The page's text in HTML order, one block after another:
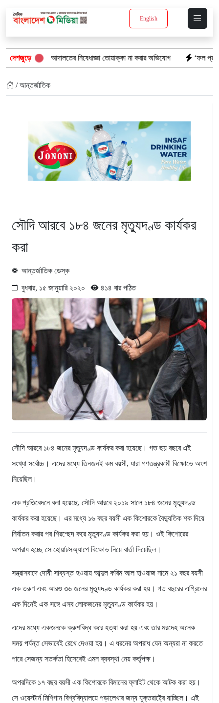
English
দেশজুড়ে
আদালতের নিষেধাজ্ঞা তোয়াক্কা না করার অভিযোগ ‘ফল প্রকাশের আগেই
/ আন্তর্জাতিক
সৌদি আরবে ১৮৪ জনের মৃত্যুদণ্ড কার্যকর
করা
আন্তর্জাতিক ডেস্ক
বুধবার, ১৫ জানুয়ারি ২০২০ ৪১৪ বার পঠিত
সৌদি আরবে ১৮৪ জনের মৃত্যুদণ্ড কার্যকর করা হয়েছে। গত ছয় বছরে এই
সংখ্যা সর্বোচ্চ। এদের মধ্যে তিনজনই কম বয়সী, যারা গণতন্ত্রকামী বিক্ষোভে অংশ
নিয়েছিল।
এক প্রতিবেদনে বলা হয়েছে, সৌদি আরবে ২০১৯ সালে ১৮৪ জনের মৃত্যুদণ্ড
কার্যকর করা হয়েছে। এর মধ্যে ১৬ বছর বয়সী এক কিশোরকে বৈদ্যুতিক শক দিয়ে
নির্যাতন করার পর শিরশ্ছেদ করে মৃত্যুদণ্ড কার্যকর করা হয়। ওই কিশোরের
অপরাধ হচ্ছে সে হোয়াটসঅ্যাপে বিক্ষোভ নিয়ে বার্তা দিয়েছিল।
সন্ত্রাসবাদে দোষী সাব্যস্ত হওয়ায় আব্দুল করিম আল হাওয়াজ নামে ২১ বছর বয়সী
এক তরুণ এবং আরও ৩৬ জনের মৃত্যুদণ্ড কার্যকর করা হয়। গত বছরের এপ্রিলের
এক দিনেই এক সঙ্গে এসব লোকজনের মৃত্যুদণ্ড কার্যকর হয়।
এদের মধ্যে একজনকে ক্রুশবিদ্ধ করে হত্যা করা হয় এবং তার মরদেহ অনেক
সময় পর্যন্ত সেভাবেই রেখে দেওয়া হয়। এ ধরনের অপরাধ যেন অন্যরা না করতে
পারে সেজন্য সতর্কতা হিসেবেই এমন ব্যবস্থা নেয় কর্তৃপক্ষ।
অপরদিকে ১৭ বছর বয়সী এক কিশোরকে বিমানের ফ্লাইট থেকে আটক করা হয়।
সে ওয়েস্টার্ন মিশিগান বিশ্ববিদ্যালয়ে পড়ালেখার জন্য যুক্তরাষ্ট্রে যাচ্ছিল। এই